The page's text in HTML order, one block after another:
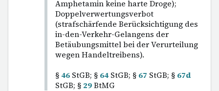
Amphetamin keine harte Droge);
Doppelverwertungsverbot
(strafschärfende Berücksichtigung des
in-den-Verkehr-Gelangens der
Betäubungsmittel bei der Verurteilung
wegen Handeltreibens).
§ 46 StGB; § 64 StGB; § 67 StGB; § 67d
StGB; § 29BtMG